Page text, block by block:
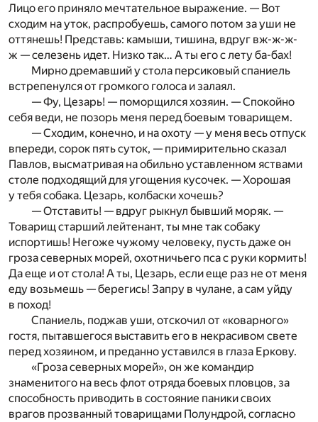
Лицо его приняло мечтательное выражение. — Вот
сходим на уток, распробуешь, самого потом за уши не
оттянешь! Представь: камыши, тишина, вдруг вж-ж-ж-
ж — селезень идет. Низко так… А ты его с лету ба-бах!
Мирно дремавший у стола персиковый спаниель
встрепенулся от громкого голоса и залаял.
— Фу, Цезарь! — поморщился хозяин. — Спокойно
себя веди, не позорь меня перед боевым товарищем.
— Сходим, конечно, и на охоту — у меня весь отпуск
впереди, сорок пять суток, — примирительно сказал
Павлов, высматривая на обильно уставленном яствами
столе подходящий для угощения кусочек. — Хорошая
у тебя собака. Цезарь, колбаски хочешь?
— Отставить! — вдруг рыкнул бывший моряк. —
Товарищ старший лейтенант, ты мне так собаку
испортишь! Негоже чужому человеку, пусть даже он
гроза северных морей, охотничьего пса с руки кормить!
Да еще и от стола! А ты, Цезарь, если еще раз не от меня
еду возьмешь — берегись! Запру в чулане, а сам уйду
в поход!
Спаниель, поджав уши, отскочил от «коварного»
гостя, пытавшегося выставить его в некрасивом свете
перед хозяином, и преданно уставился в глаза Еркову.
«Гроза северных морей», он же командир
знаменитого на весь флот отряда боевых пловцов, за
способность приводить в состояние паники своих
врагов прозванный товарищами Полундрой, согласно